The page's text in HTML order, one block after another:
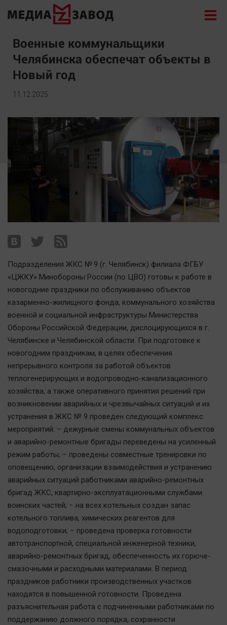
Новости
Экономика
Происшествия
Общество
Культура
Здоровье
Спорт
Курилка
Наша победа
Политика
Экономика
Здоровье
Культура
Курилка
Мнения
Технологии
Отраслевые темы
Hедвижимость
Образование
XX век: криминальные уроки
Банки
Медиаграмотность
Медицина
Прогулки по городу Ч
Спецпроект
Статистика
Челябинск космический
Военные коммунальщики
Челябинска обеспечат объекты в
Новый год
11.12.2025
Подразделения ЖКС № 9 (г. Челябинск) филиала ФГБУ
«ЦЖКУ» Минобороны России (по ЦВО) готовы к работе в
новогодние праздники по обслуживанию объектов
казарменно-жилищного фонда, коммунального хозяйства
военной и социальной инфраструктуры Министерства
Обороны Российской Федерации, дислоцирующихся в г.
Челябинске и Челябинской области. При подготовке к
новогодним праздникам, в целях обеспечения
непрерывного контроля за работой объектов
теплогенерирующих и водопроводно-канализационного
хозяйства, а также оперативного принятия решений при
возникновении аварийных и чрезвычайных ситуаций и их
устранения в ЖКС № 9 проведен следующий комплекс
мероприятий: – дежурные смены коммунальных объектов
и аварийно-ремонтные бригады переведены на усиленный
режим работы; − проведены совместные тренировки по
оповещению, организации взаимодействия и устранению
аварийных ситуаций работниками аварийно-ремонтных
бригад ЖКС, квартирно-эксплуатационными службами
воинских частей; − на всех котельных создан запас
котельного топлива, химических реагентов для
водоподготовки; − проведена проверка готовности
автотранспортной, специальной инженерной техники,
аварийно-ремонтных бригад, обеспеченность их горюче-
смазочными и расходными материалами. В период
праздников работники производственных участков
находятся в повышенной готовности. Проведена
разъяснительная работа с подчиненными работниками по
поддержанию должного порядка, сохранности